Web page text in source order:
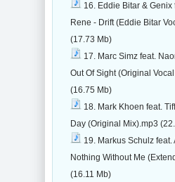
16. Eddie Bitar & Genix
Rene - Drift (Eddie Bitar
(17.73 Mb)
17. Marc Simz feat.
Out Of Sight (Original
(16.75 Mb)
18. Mark Khoen feat.
Day (Original Mix).mp3
19. Markus Schulz feat.
Nothing Without Me
(16.11 Mb)